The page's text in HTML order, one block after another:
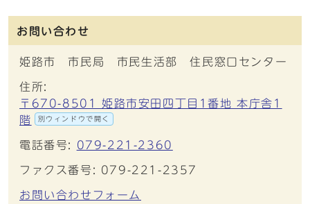
お問い合わせ
姫路市 市民局 市民生活部 住民窓口センター
住所:
〒670-8501 姫路市安田四丁目1番地 本庁舎1
階
別ウィンドウで開く
電話番号: 079-221-2360
ファクス番号: 079-221-2357
お問い合わせフォーム